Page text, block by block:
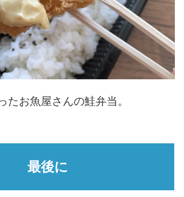
たお魚屋さんの鮭弁当。
最後に